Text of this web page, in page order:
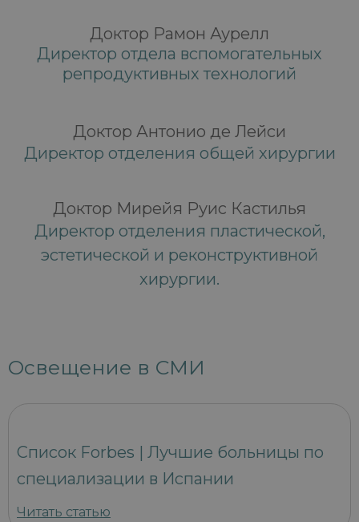
Доктор Рамон Аурелл
Директор отдела вспомогательных
репродуктивных технологий
Доктор Антонио де Лейси
Директор отделения общей хирургии
Доктор Мирейя Руис Кастилья
Директор отделения пластической,
эстетической и реконструктивной
хирургии.
Освещение в СМИ
Список Forbes | Лучшие больницы по
специализации в Испании
Читать статью